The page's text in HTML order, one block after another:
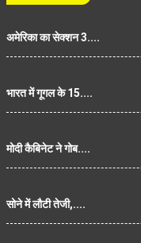
अमेरिका का सेक्शन 3....
भारत में गूगल के 15....
मोदी कैबिनेट ने गोब....
सोने में लौटी तेजी,....